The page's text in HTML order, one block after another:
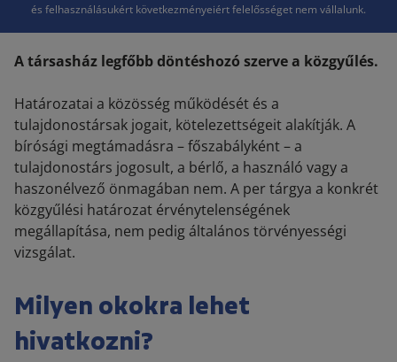
és felhasználásukért következményeiért felelősséget nem vállalunk.
A társasház legfőbb döntéshozó szerve a közgyűlés.
Határozatai a közösség működését és a
tulajdonostársak jogait, kötelezettségeit alakítják. A
bírósági megtámadásra – főszabályként – a
tulajdonostárs jogosult, a bérlő, a használó vagy a
haszonélvező önmagában nem. A per tárgya a konkrét
közgyűlési határozat érvénytelenségének
megállapítása, nem pedig általános törvényességi
vizsgálat.
Milyen okokra lehet
hivatkozni?